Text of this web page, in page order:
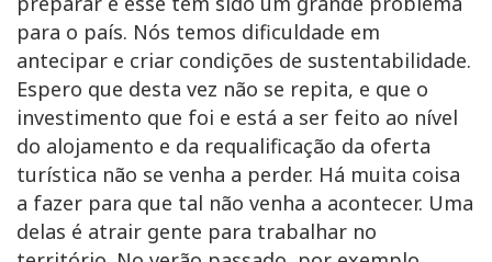
para o país. Nós temos dificuldade em
antecipar e criar condições de sustentabilidade.
Espero que desta vez não se repita, e que o
investimento que foi e está a ser feito ao nível
do alojamento e da requalificação da oferta
turística não se venha a perder. Há muita coisa
a fazer para que tal não venha a acontecer. Uma
delas é atrair gente para trabalhar no